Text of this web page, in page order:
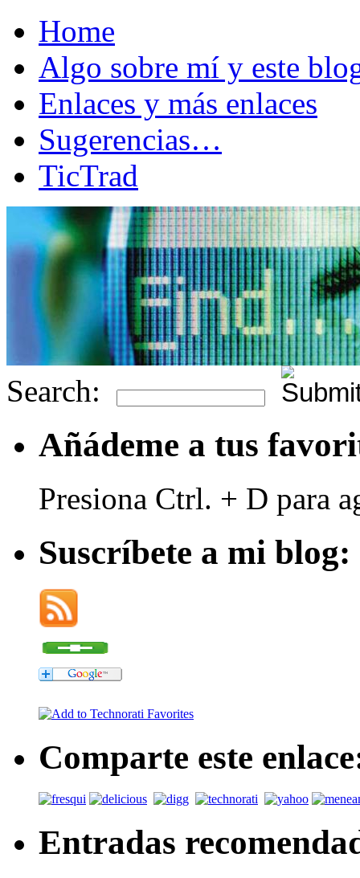
Home
Algo sobre mí y este
Enlaces y más enlaces
Sugerencias…
TicTrad
Search:
Añádeme a tus
Presiona Ctrl. + D para
Suscríbete a mi blog:
Comparte este
Entradas